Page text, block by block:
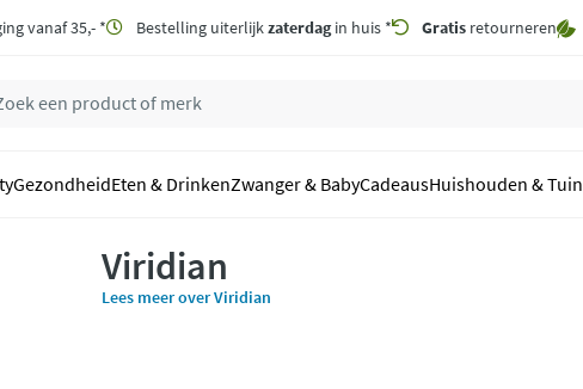
vanaf 35,- * Bestelling uiterlijkzaterdagin huis * Gratis retourneren
GezondheidEten & DrinkenZwanger & BabyCadeausHuishouden & Tuin
Viridian
Lees meer over Viridian